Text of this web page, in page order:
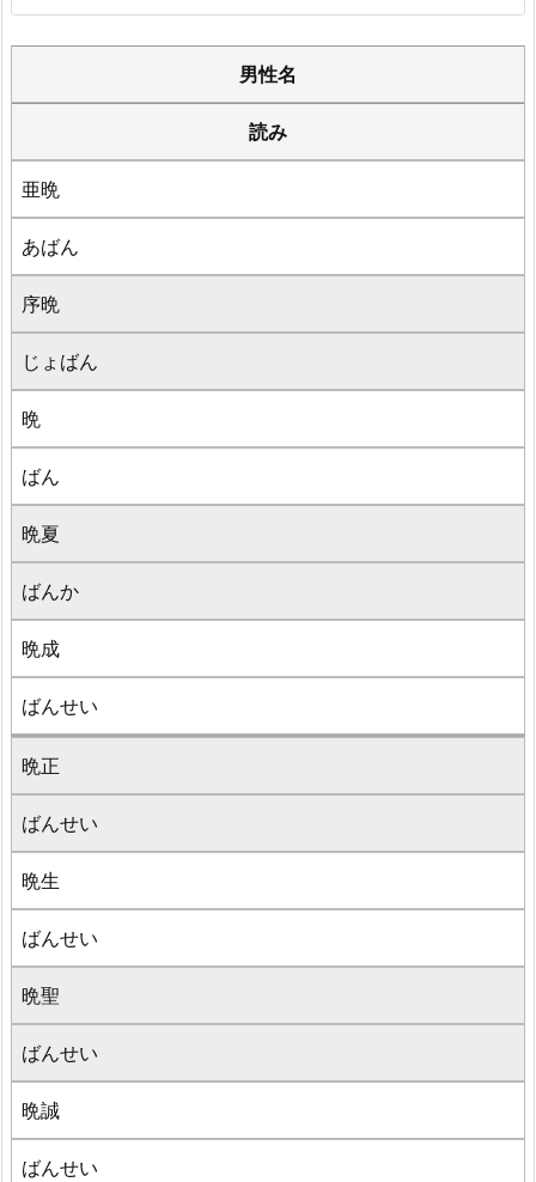
男性名
読み
亜晩
あばん
序晩
じょばん
晩
ばん
晩夏
ばんか
晩成
ばんせい
晩正
ばんせい
晩生
ばんせい
晩聖
ばんせい
晩誠
ばんせい